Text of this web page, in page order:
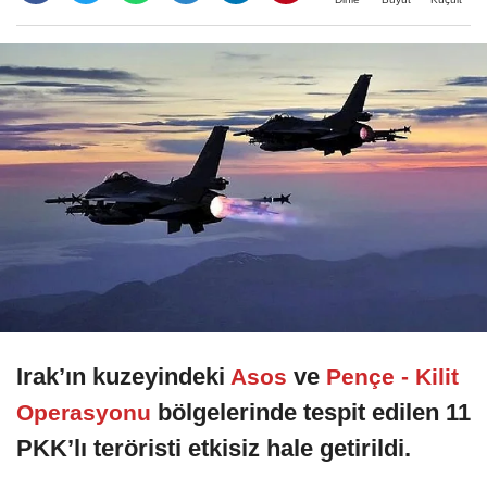
Irak’ın kuzeyindeki Asos ve Pençe - Kilit
Operasyonu bölgelerinde tespit edilen 11
PKK’lı teröristi etkisiz hale getirildi.